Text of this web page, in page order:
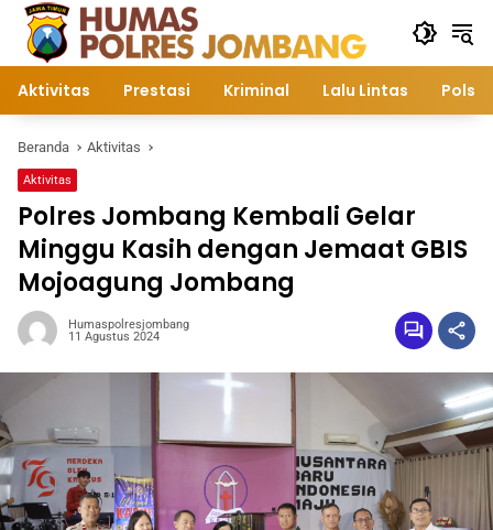
Langsung
konten
Aktivitas Prestasi Kriminal Lalu Lintas
Beranda Aktivitas
Aktivitas
Polres Jombang Kembali Gelar
Minggu Kasih dengan Jemaat GBIS
Mojoagung Jombang
Humaspolresjombang
11 Agustus 2024